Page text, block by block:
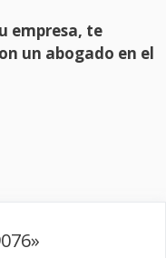
empresa, te
un abogado en el